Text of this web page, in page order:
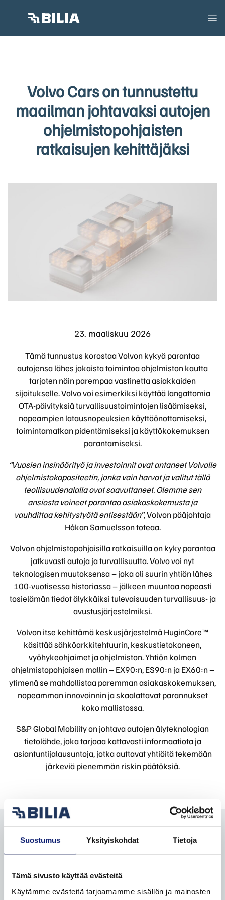
Suostumus Yksityiskohdat Tietoja
Tämä sivusto käyttää evästeitä
Käytämme evästeitä tarjoamamme sisällön ja mainosten
Volvo Cars on tunnustettu
maailman johtavaksi autojen
ohjelmistopohjaisten
ratkaisujen kehittäjäksi
23. maaliskuu 2026
Tämä tunnustus korostaa Volvon kykyä parantaa
autojensa lähes jokaista toimintoa ohjelmiston kautta
tarjoten näin parempaa vastinetta asiakkaiden
sijoitukselle. Volvo voi esimerkiksi käyttää langattomia
OTA-päivityksiä turvallisuustoimintojen lisäämiseksi,
nopeampien latausnopeuksien käyttöönottamiseksi,
toimintamatkan pidentämiseksi ja käyttökokemuksen
parantamiseksi.
“Vuosien insinöörityö ja investoinnit ovat antaneet Volvolle
ohjelmistokapasiteetin, jonka vain harvat ja valitut tällä
teollisuudenalalla ovat saavuttaneet. Olemme sen
ansiosta voineet parantaa asiakaskokemusta ja
vauhdittaa kehitystyötä entisestään”,Volvon pääjohtaja
Håkan Samuelsson toteaa.
Volvon ohjelmistopohjaisilla ratkaisuilla on kyky parantaa
jatkuvasti autoja ja turvallisuutta. Volvo voi nyt
teknologisen muutoksensa – joka oli suurin yhtiön lähes
100-vuotisessa historiassa – jälkeen muuntaa nopeasti
tosielämän tiedot älykkäiksi tulevaisuuden turvallisuus- ja
avustusjärjestelmiksi.
Volvon itse kehittämä keskusjärjestelmä HuginCore™
käsittää sähköarkkitehtuurin, keskustietokoneen,
vyöhykeohjaimet ja ohjelmiston. Yhtiön kolmen
ohjelmistopohjaisen mallin – EX90:n, ES90:n ja EX60:n –
ytimenä se mahdollistaa paremman asiakaskokemuksen,
nopeamman innovoinnin ja skaalattavat parannukset
koko mallistossa.
S&P Global Mobility on johtava autojen älyteknologian
tietolähde, joka tarjoaa kattavasti informaatiota ja
asiantuntijalausuntoja, jotka auttavat yhtiöitä tekemään
järkeviä pienemmän riskin päätöksiä.
POLESTARIT
TARJOUKSET